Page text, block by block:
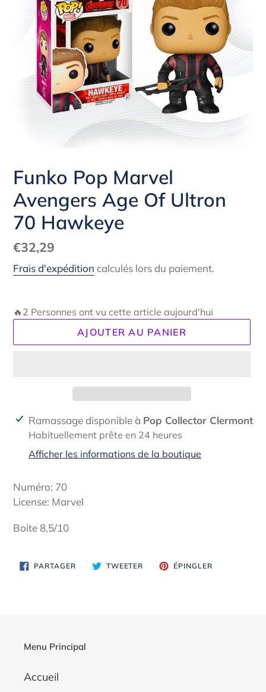
Funko Pop Marvel
Avengers Age Of Ultron
70 Hawkeye
Prix
normal
€32,29
Frais d'expédition calculés lors du paiement.
🔥2 Personnes ont vu cette article aujourd'hui
AJOUTER AU PANIER
Ajout
d'un
produit
panier
Ramassage disponible à Pop Collector Clermont
Habituellement prête en 24 heures
Afficher les informations de la boutique
Numéro: 70
License: Marvel
Boite 8,5/10
PARTAGERPARTAGER
SUR
TWEETER TWEETERÉPINGLER
Menu Principal
Accueil